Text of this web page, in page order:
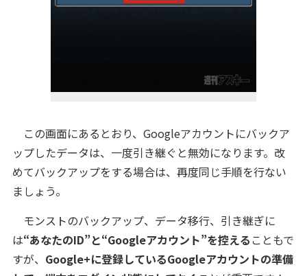
この画面にあるとおり、Googleアカウントにバックア
ップしたデータは、一度引き継ぐと無効になります。改
めてバックアップをする場合は、再度同じ手順を行ない
ましょう。
モンストのバックアップ、データ移行、引き継ぎに
は“あなたのID”と“Googleアカウント”を控える こともで
すが、 Google+に登録しているGoogleアカウントの準備